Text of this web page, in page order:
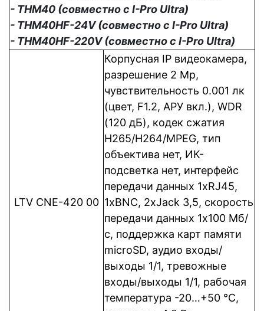
- THM40 (совместно с I-Pro Ultra)
- THM40HF-24V (совместно с I-Pro Ultra)
- THM40HF-220V (совместно с I-Pro Ultra)
LTV CNE-420 00
Корпусная IP видеокамера,
разрешение 2 Mp,
чувствительность 0.001 лк
(цвет, F1.2, АРУ вкл.), WDR
(120 дБ), кодек сжатия
Н265/H264/MPEG, тип
объектива нет, ИК-
подсветка нет, интерфейс
передачи данных 1xRJ45,
1xBNC, 2xJack 3,5, cкорость
передачи данных 1x100 Мб/
с, поддержка карт памяти
microSD, аудио входы/
выходы 1/1, тревожные
входы/выходы 1/1, рабочая
температура -20…+50 °C,